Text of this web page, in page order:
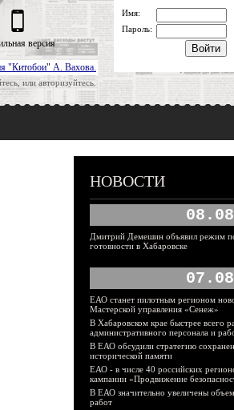
"Китобои" А. Вахова.
или авторизуйтесь.
версия
Имя:
Пароль:
НОВОСТИ
Дмитрий Демешин объявил режим
готовности в Хабаровске
ЕАО станет пилотным регионом
Мастерской управления «Сенеж»
В Хабаровском крае быстрее всего
административного персонала и
В ЕАО обсудили стратегию
исторической памяти
ЕАО - в числе 40 российских
кампании «Продвижение
В ЕАО значительно увеличены
работ